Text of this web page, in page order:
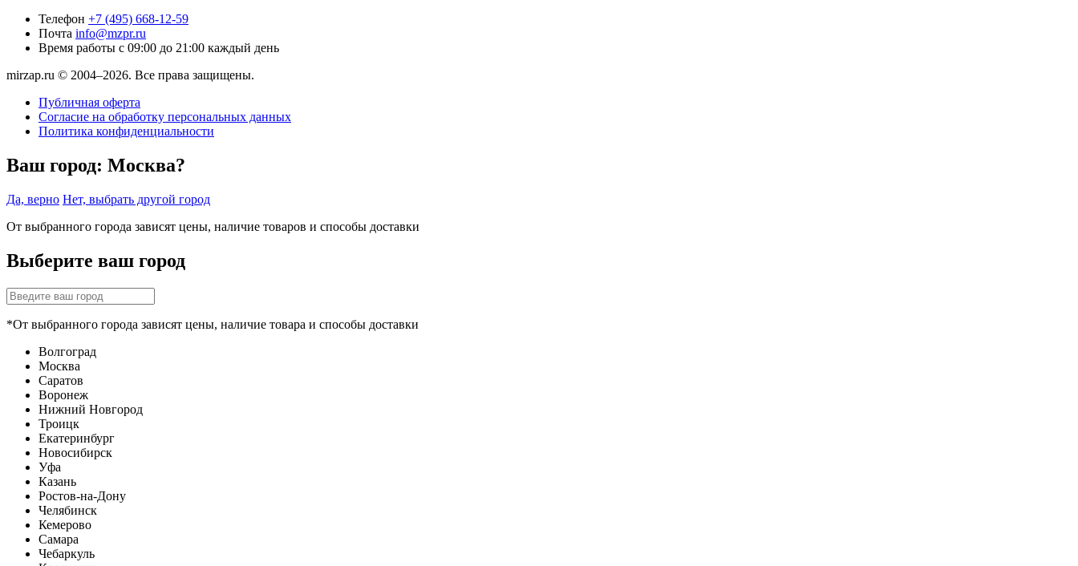
Телефон +7 (495) 668-12-59
Почта info@mzpr.ru
Время работы с 09:00 до 21:00 каждый день
mirzap.ru © 2004–2026. Все права защищены.
Публичная оферта
Согласие на обработку персональных данных
Политика конфиденциальности
Ваш город: Москва?
Да, верно Нет, выбрать другой город
От выбранного города зависят цены, наличие товаров и способы доставки
Выберите ваш город
*От выбранного города зависят цены, наличие товара и способы доставки
Волгоград
Москва
Саратов
Воронеж
Нижний Новгород
Троицк
Екатеринбург
Новосибирск
Уфа
Казань
Ростов-на-Дону
Челябинск
Кемерово
Самара
Чебаркуль